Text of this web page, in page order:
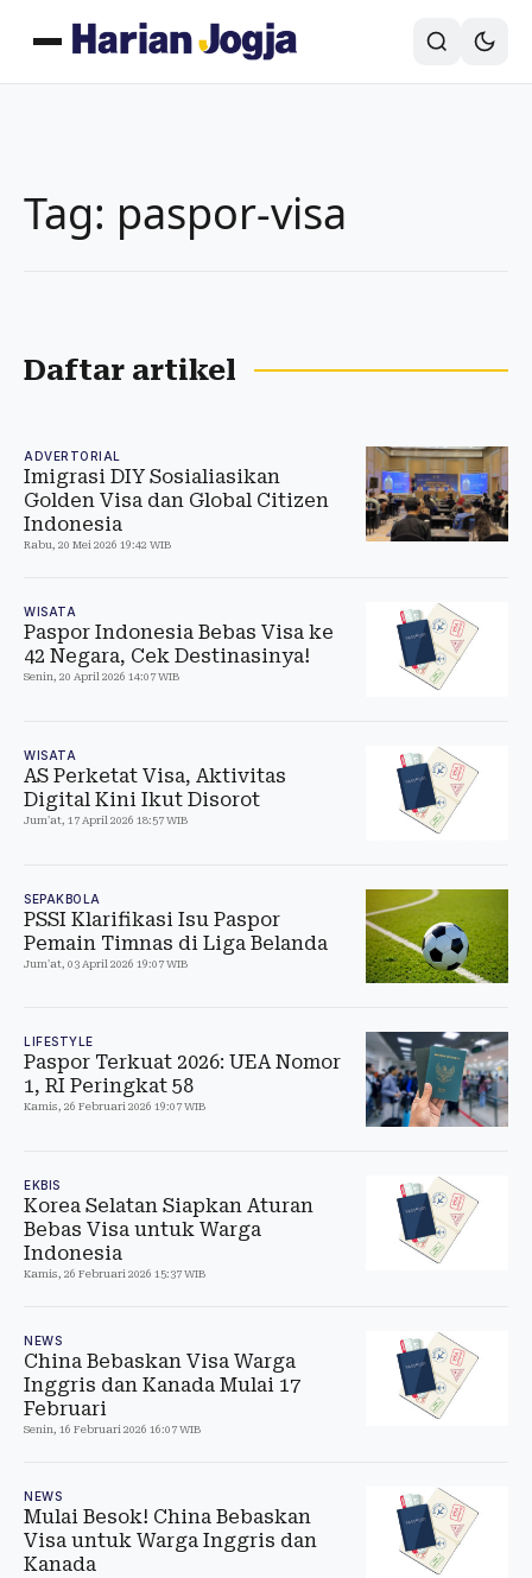
Tag: paspor-visa
Daftar artikel
ADVERTORIAL
Imigrasi DIY Sosialiasikan
Golden Visa dan Global Citizen
Indonesia
Rabu, 20 Mei 2026 19:42 WIB
WISATA
Paspor Indonesia Bebas Visa ke
42 Negara, Cek Destinasinya!
Senin, 20 April 2026 14:07 WIB
WISATA
AS Perketat Visa, Aktivitas
Digital Kini Ikut Disorot
Jum'at, 17 April 2026 18:57 WIB
SEPAKBOLA
PSSI Klarifikasi Isu Paspor
Pemain Timnas di Liga Belanda
Jum'at, 03 April 2026 19:07 WIB
LIFESTYLE
Paspor Terkuat 2026: UEA Nomor
1, RI Peringkat 58
Kamis, 26 Februari 2026 19:07 WIB
EKBIS
Korea Selatan Siapkan Aturan
Bebas Visa untuk Warga
Indonesia
Kamis, 26 Februari 2026 15:37 WIB
NEWS
China Bebaskan Visa Warga
Inggris dan Kanada Mulai 17
Februari
Senin, 16 Februari 2026 16:07 WIB
NEWS
Mulai Besok! China Bebaskan
Visa untuk Warga Inggris dan
Kanada